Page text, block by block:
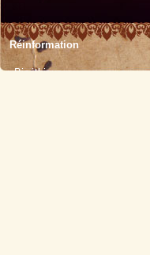
Réinformation
Bioéthique